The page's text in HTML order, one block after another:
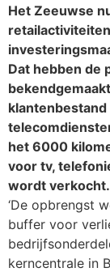
Het Zeeuwse
Dat hebben de
het 6000
voor tv,
wordt verkocht.
‘De opbrengst
buffer voor
kerncentrale in